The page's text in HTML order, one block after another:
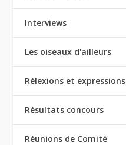
Interviews
Les oiseaux d'ailleurs
Rélexions et expressions
Résultats concours
Réunions de Comité